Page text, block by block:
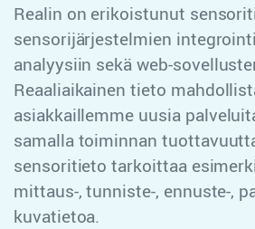
Realin on erikoistunut
sensorijärjestelmien
analyysiin sekä web-
Reaaliaikainen tieto
asiakkaillemme uusia
samalla toiminnan
sensoritieto tarkoittaa
mittaus-, tunniste-, ennuste-,
kuvatietoa.